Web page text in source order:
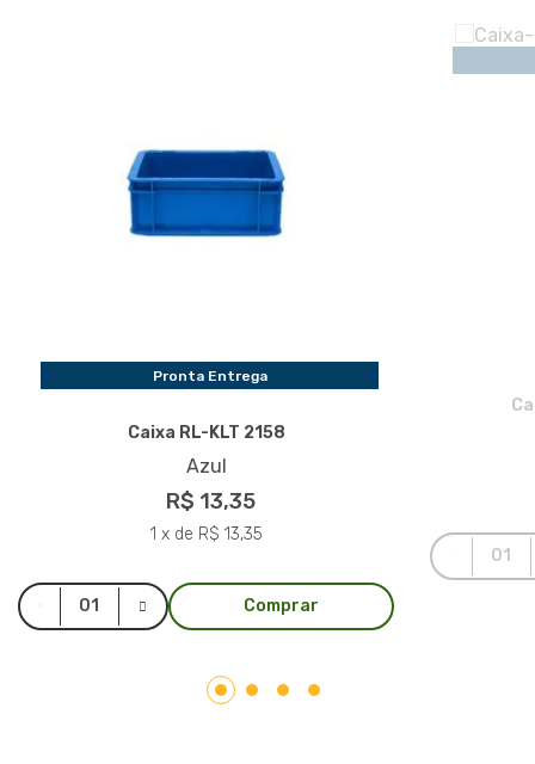
Pronta Entrega
Caixa RL-KLT 2158
Azul
R$ 13,35
1 x de R$ 13,35
Comprar